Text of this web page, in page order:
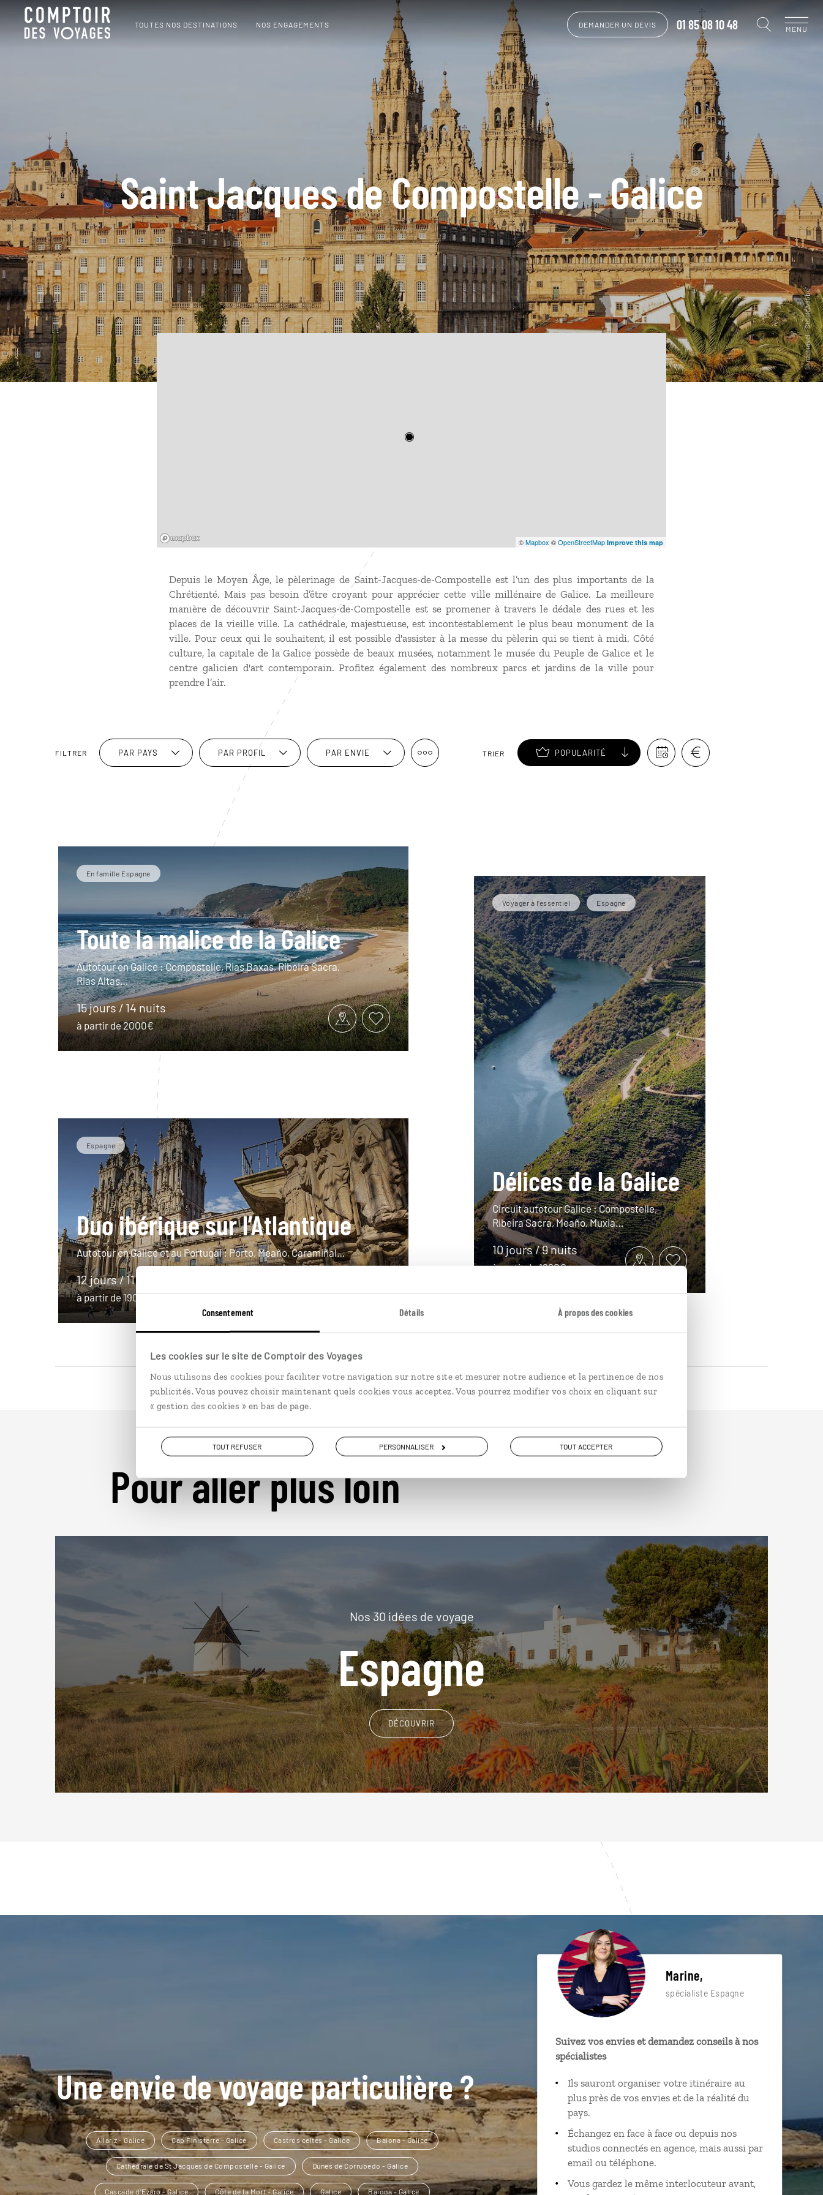
Consentement Détails À propos des cookies
Les cookies sur le site de Comptoir des Voyages
Nous utilisons des cookies pour faciliter votre navigation sur notre site et mesurer notre audience et la pertinence de nos
publicités. Vous pouvez choisir maintenant quels cookies vous acceptez. Vous pourrez modifier vos choix en cliquant sur
« gestion des cookies » en bas de page.
TOUT REFUSER PERSONNALISER TOUT ACCEPTER
TOUTES NOS DESTINATIONS NOS ENGAGEMENTS DEMANDER UN DEVIS 01 85 08 10 48 MENU
Saint Jacques de Compostelle - Galice
©Mapbox ©OpenStreetMap Improve this map
Depuis le Moyen Âge, le pèlerinage de Saint-Jacques-de-Compostelle est l’un des plus importants de la
Chrétienté. Mais pas besoin d’être croyant pour apprécier cette ville millénaire de Galice. La meilleure
manière de découvrir Saint-Jacques-de-Compostelle est se promener à travers le dédale des rues et les
places de la vieille ville. La cathédrale, majestueuse, est incontestablement le plus beau monument de la
ville. Pour ceux qui le souhaitent, il est possible d'assister à la messe du pèlerin qui se tient à midi. Côté
culture, la capitale de la Galice possède de beaux musées, notamment le musée du Peuple de Galice et le
centre galicien d'art contemporain. Profitez également des nombreux parcs et jardins de la ville pour
prendre l’air.
FILTRER PAR PAYS PAR PROFIL PAR ENVIE TRIER POPULARITÉ
En famille Espagne
Toute la malice de la Galice
Autotour en Galice : Compostelle, Rias Baxas, Ribeira Sacra,
Rias Altas…
15 jours / 14 nuits
à partir de 2000€
Espagne
Duo ibérique sur l’Atlantique
Autotour en Galice et au Portugal : Porto, Meaño, Caramiñal…
12 jours / 11 nuits
à partir de 1900€
Voyager à l’essentiel Espagne
Délices de la Galice
Circuit autotour Galice : Compostelle,
Ribeira Sacra, Meaño, Muxia…
10 jours / 9 nuits
à partir de 1680€
Pour aller plus loin
Nos 30 idées de voyage
Espagne
DÉCOUVRIR
Une envie de voyage particulière ?
Allariz - Galice Cap Finisterre - Galice Castros celtes - Galice Baiona - Galice
Cathédrale de St Jacques de Compostelle - Galice Dunes de Corrubedo - Galice
Cascade d'Ezaro - Galice Côte de la Mort - Galice Galice Baiona - Galice
Marine,
spécialiste Espagne
Suivez vos envies et demandez conseils à nos
spécialistes
Ils sauront organiser votre itinéraire au
plus près de vos envies et de la réalité du
pays.
Échangez en face à face ou depuis nos
studios connectés en agence, mais aussi par
email ou téléphone.
Vous gardez le même interlocuteur avant,